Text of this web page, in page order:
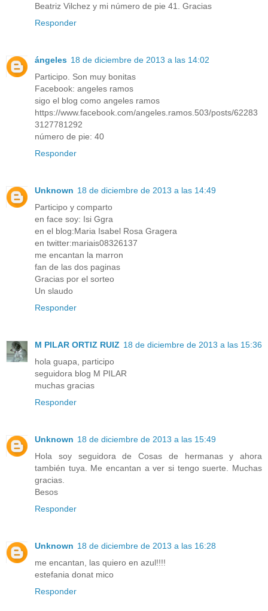
Beatriz Vilchez y mi número de pie 41. Gracias
Responder
ángeles 18 de diciembre de 2013 a las 14:02
Participo. Son muy bonitas
Facebook: angeles ramos
sigo el blog como angeles ramos
https://www.facebook.com/angeles.ramos.503/posts/62283
3127781292
número de pie: 40
Responder
Unknown 18 de diciembre de 2013 a las 14:49
Participo y comparto
en face soy: Isi Ggra
en el blog:Maria Isabel Rosa Gragera
en twitter:mariais08326137
me encantan la marron
fan de las dos paginas
Gracias por el sorteo
Un slaudo
Responder
M PILAR ORTIZ RUIZ 18 de diciembre de 2013 a las 15:36
hola guapa, participo
seguidora blog M PILAR
muchas gracias
Responder
Unknown 18 de diciembre de 2013 a las 15:49
Hola soy seguidora de Cosas de hermanas y ahora
también tuya. Me encantan a ver si tengo suerte. Muchas
gracias.
Besos
Responder
Unknown 18 de diciembre de 2013 a las 16:28
me encantan, las quiero en azul!!!!
estefania donat mico
Responder